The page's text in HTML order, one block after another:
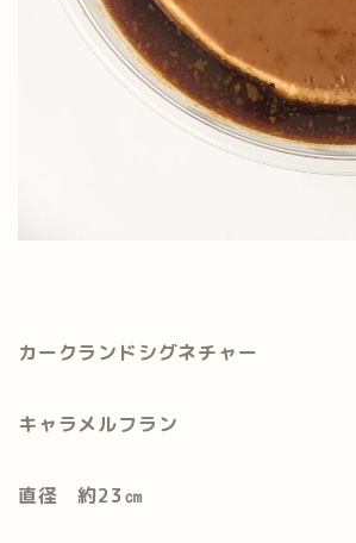
カークランドシグネチャー
キャラメルフラン
直径 約23㎝